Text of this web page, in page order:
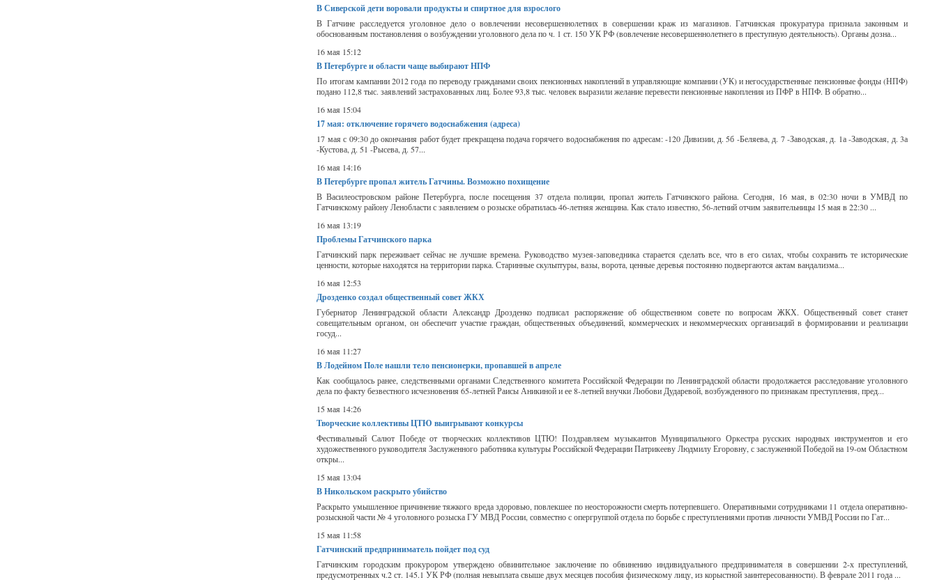
В Сиверской дети воровали продукты и спиртное для взрослого
В Гатчине расследуется уголовное дело о вовлечении несовершеннолетних в совершении краж из магазинов. Гатчинская прокуратура признала законным и
обоснованным постановления о возбуждении уголовного дела по ч. 1 ст. 150 УК РФ (вовлечение несовершеннолетнего в преступную деятельность). Органы дозна...
16 мая 15:12
В Петербурге и области чаще выбирают НПФ
По итогам кампании 2012 года по переводу гражданами своих пенсионных накоплений в управляющие компании (УК) и негосударственные пенсионные фонды (НПФ)
подано 112,8 тыс. заявлений застрахованных лиц. Более 93,8 тыс. человек выразили желание перевести пенсионные накопления из ПФР в НПФ. В обратно...
16 мая 15:04
17 мая: отключение горячего водоснабжения (адреса)
17 мая с 09:30 до окончания работ будет прекращена подача горячего водоснабжения по адресам: -120 Дивизии, д. 5б -Беляева, д. 7 -Заводская, д. 1а -Заводская, д. 3а
-Кустова, д. 51 -Рысева, д. 57...
16 мая 14:16
В Петербурге пропал житель Гатчины. Возможно похищение
В Василеостровском районе Петербурга, после посещения 37 отдела полиции, пропал житель Гатчинского района. Сегодня, 16 мая, в 02:30 ночи в УМВД по
Гатчинскому району Ленобласти с заявлением о розыске обратилась 46-летняя женщина. Как стало известно, 56-летний отчим заявительницы 15 мая в 22:30 ...
16 мая 13:19
Проблемы Гатчинского парка
Гатчинский парк переживает сейчас не лучшие времена. Руководство музея-заповедника старается сделать все, что в его силах, чтобы сохранить те исторические
ценности, которые находятся на территории парка. Старинные скульптуры, вазы, ворота, ценные деревья постоянно подвергаются актам вандализма...
16 мая 12:53
Дрозденко создал общественный совет ЖКХ
Губернатор Ленинградской области Александр Дрозденко подписал распоряжение об общественном совете по вопросам ЖКХ. Общественный совет станет
совещательным органом, он обеспечит участие граждан, общественных объединений, коммерческих и некоммерческих организаций в формировании и реализации
госуд...
16 мая 11:27
В Лодейном Поле нашли тело пенсионерки, пропавшей в апреле
Как сообщалось ранее, следственными органами Следственного комитета Российской Федерации по Ленинградской области продолжается расследование уголовного
дела по факту безвестного исчезновения 65-летней Раисы Аникиной и ее 8-летней внучки Любови Дударевой, возбужденного по признакам преступления, пред...
15 мая 14:26
Творческие коллективы ЦТЮ выигрывают конкурсы
Фестивальный Салют Победе от творческих коллективов ЦТЮ! Поздравляем музыкантов Муниципального Оркестра русских народных инструментов и его
художественного руководителя Заслуженного работника культуры Российской Федерации Патрикееву Людмилу Егоровну, с заслуженной Победой на 19-ом Областном
откры...
15 мая 13:04
В Никольском раскрыто убийство
Раскрыто умышленное причинение тяжкого вреда здоровью, повлекшее по неосторожности смерть потерпевшего. Оперативными сотрудниками 11 отдела оперативно-
розыскной части № 4 уголовного розыска ГУ МВД России, совместно с опергруппой отдела по борьбе с преступлениями против личности УМВД России по Гат...
15 мая 11:58
Гатчинский предприниматель пойдет под суд
Гатчинским городским прокурором утверждено обвинительное заключение по обвинению индивидуального предпринимателя в совершении 2-х преступлений,
предусмотренных ч.2 ст. 145.1 УК РФ (полная невыплата свыше двух месяцев пособия физическому лицу, из корыстной заинтересованности). В феврале 2011 года ...